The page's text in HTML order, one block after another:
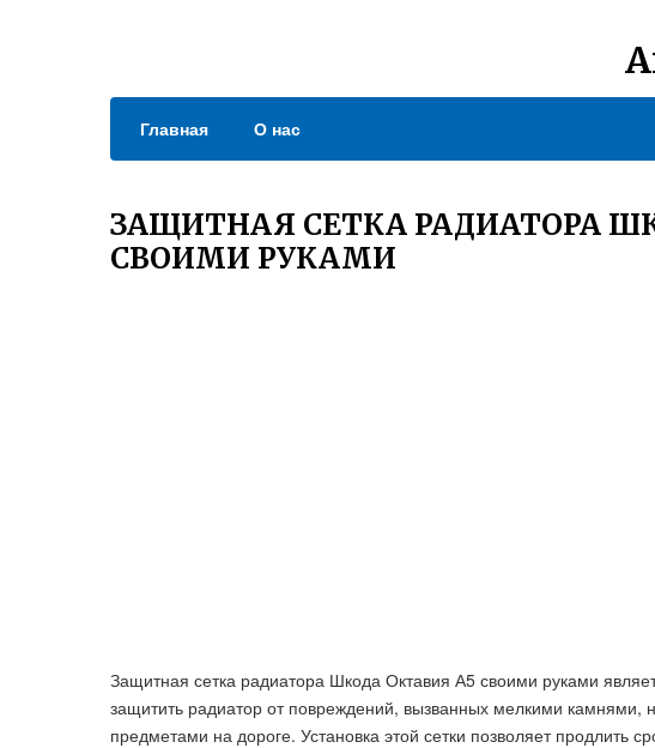
Главная О нас
ЗАЩИТНАЯ СЕТКА РАДИАТОРА
СВОИМИ РУКАМИ
Защитная сетка радиатора Шкода Октавия А5 своими руками
защитить радиатор от повреждений, вызванных мелкими камнями,
предметами на дороге. Установка этой сетки позволяет продлить